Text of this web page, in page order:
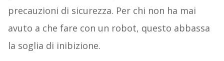
precauzioni di sicurezza. Per chi non ha mai
avuto a che fare con un robot, questo abbassa
la soglia di inibizione.